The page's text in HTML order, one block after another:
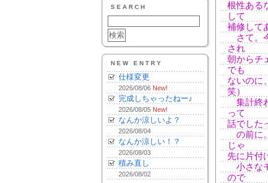
SEARCH
NEW ENTRY
仕様変更
2026/08/06 New!
完成しちゃったねー♪
2026/08/05 New!
なんか涼しいよ？
2026/08/04
なんか涼しい！？
2026/08/03
積み直し
2026/08/02
根性ある
して
補修して
さて。
され
朝からチ
でも
ないのに
笑）
集計終
って
話でした
の前に
じゃ
先に片付
小さな
ので